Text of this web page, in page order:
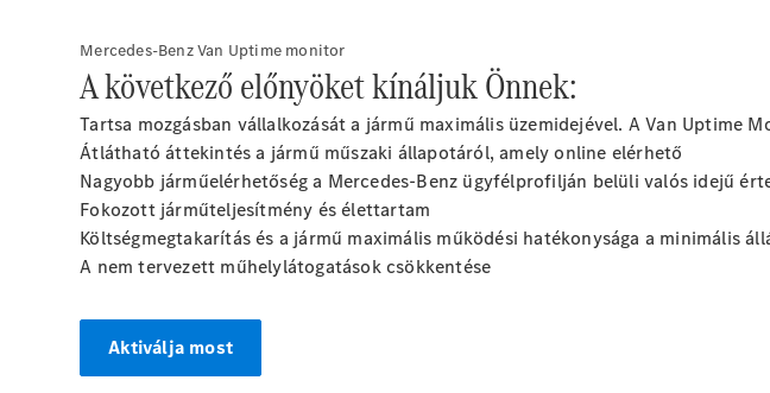
Mercedes-Benz Van Uptime monitor
A következő előnyöket kínáljuk Önnek:
Tartsa mozgásban vállalkozását a jármű maximális üzemidejével. A Van Uptime
Átlátható áttekintés a jármű műszaki állapotáról, amely online elérhető
Nagyobb járműelérhetőség a Mercedes-Benz ügyfélprofilján belüli valós idejű
Fokozott járműteljesítmény és élettartam
Költségmegtakarítás és a jármű maximális működési hatékonysága a minimális
A nem tervezett műhelylátogatások csökkentése
Aktiválja most